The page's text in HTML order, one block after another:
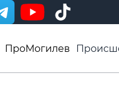
ПроМогилев
Видео ВБ